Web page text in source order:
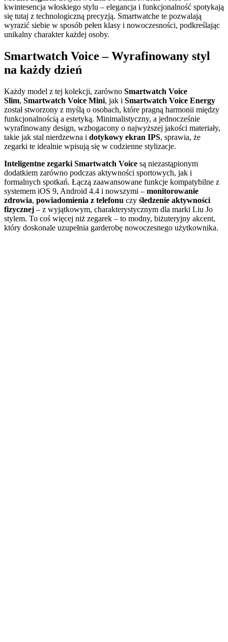
kwintesencja włoskiego stylu – elegancja i funkcjonalność spotykają
się tutaj z technologiczną precyzją. Smartwatche te pozwalają
wyrazić siebie w sposób pełen klasy i nowoczesności, podkreślając
unikalny charakter każdej osoby.
Smartwatch Voice – Wyrafinowany styl
na każdy dzień
Każdy model z tej kolekcji, zarówno Smartwatch Voice
Slim, Smartwatch Voice Mini, jak i Smartwatch Voice Energy
został stworzony z myślą o osobach, które pragną harmonii między
funkcjonalnością a estetyką. Minimalistyczny, a jednocześnie
wyrafinowany design, wzbogacony o najwyższej jakości materiały,
takie jak stal nierdzewna i dotykowy ekran IPS, sprawia, że
zegarki te idealnie wpisują się w codzienne stylizacje.
Inteligentne zegarki Smartwatch Voice są niezastąpionym
dodatkiem zarówno podczas aktywności sportowych, jak i
formalnych spotkań. Łączą zaawansowane funkcje kompatybilne z
systemem iOS 9, Android 4.4 i nowszymi – monitorowanie
zdrowia, powiadomienia z telefonu czy śledzenie aktywności
fizycznej – z wyjątkowym, charakterystycznym dla marki Liu Jo
stylem. To coś więcej niż zegarek – to modny, biżuteryjny akcent,
który doskonale uzupełnia garderobę nowoczesnego użytkownika.